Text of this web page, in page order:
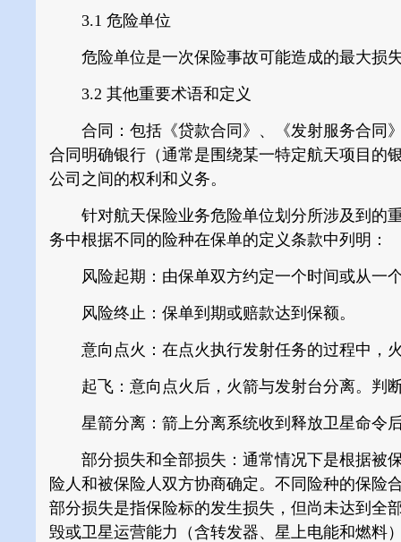
3.1 危险单位
危险单位是一次保险事故可能造成的最大损
3.2 其他重要术语和定义
合同：包括《贷款合同》、《发射服务合同
合同明确银行（通常是围绕某一特定航天项目的
公司之间的权利和义务。
针对航天保险业务危险单位划分所涉及到的
务中根据不同的险种在保单的定义条款中列明：
风险起期：由保单双方约定一个时间或从一
风险终止：保单到期或赔款达到保额。
意向点火：在点火执行发射任务的过程中，
起飞：意向点火后，火箭与发射台分离。判
星箭分离：箭上分离系统收到释放卫星命令
部分损失和全部损失：通常情况下是根据被
险人和被保险人双方协商确定。不同险种的保险
部分损失是指保险标的发生损失，但尚未达到全
毁或卫星运营能力（含转发器、星上电能和燃料